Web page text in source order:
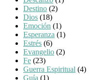
Destino (2)
Dios (18)
Emoción (1)
Esperanza (1)
Estrés (6)
Evangelio (2)
Fe (23)
Guerra Espiritual (4)
Guía (1)